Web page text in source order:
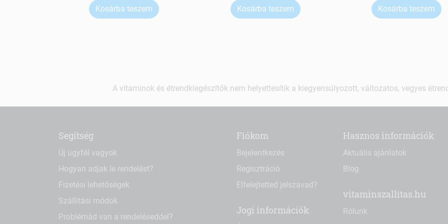
Kosárba teszem Kosárba teszem Kosárba teszem
A vitaminok és étrendkiegészítők nem helyettesítik a kiegyensúlyozott, változatos, vegyes
Segítség
Új ügyfél vagyok
Hogyan adjak le rendelést?
Fizetési lehetőségek
Szállítási módok
Problémád van a rendeléseddel?
Fiókom
Bejelentkezés
Regisztráció
Elfelejtetted jelszavad?
Jogi információk
Hasznos információk
Aktuális ajánlatok
Blog
vitaminszallitas.hu
Rólunk